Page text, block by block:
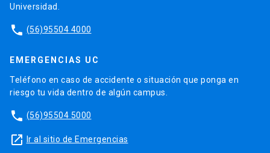
Universidad.
phone (56)95504 4000
EMERGENCIAS UC
Teléfono en caso de accidente o situación que ponga en
riesgo tu vida dentro de algún campus.
phone (56)95504 5000
launch Ir al sitio de Emergencias